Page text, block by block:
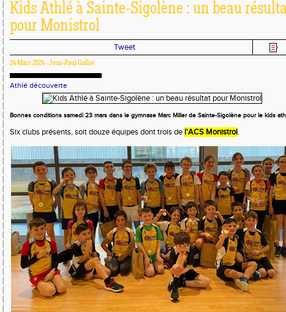
Kids Athlé à Sainte-Sigolène : un beau
pour Monistrol
Tweet
24 Mars 2024 - Jean-Paul Gallot
Athlé découverte
Bonnes conditions samedi 23 mars dans le gymnase Marc Miller de Sainte-Sigolène pour le kids
Six clubs présents, soit douze équipes dont trois de l'ACS Monistrol.